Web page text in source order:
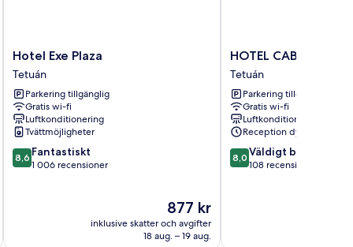
Hotel
Exe
Plaza
Tetuán
Hotel Exe Plaza
Tetuán
Parkering tillgänglig
Gratis wi-fi
Luftkonditionering
Tvättmöjligheter
8.6
av
8,6 Fantastiskt
1 006 recensioner
Priset
är
877 kr
877 kr
inklusive skatter och avgifter
18 aug. – 19 aug.
HOTEL
CABALLERO
ERRANTE
Tetuán
HOTEL CABALLERO
Tetuán
Parkering tillgänglig
Gratis wi-fi
Luftkonditionering
Reception dygnet runt
8.0
av
8,0 Väldigt bra
108 recensioner